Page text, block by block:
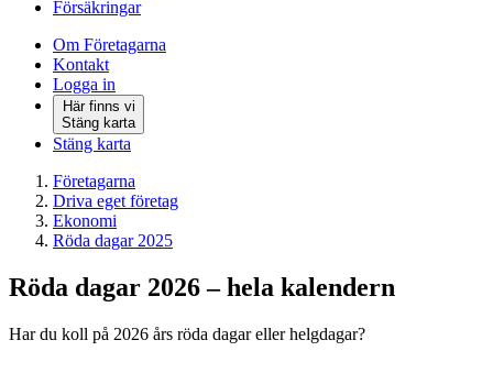
Försäkringar
Om Företagarna
Kontakt
Logga in
Här finns vi
Stäng karta
Stäng karta
Företagarna
Driva eget företag
Ekonomi
Röda dagar 2025
Röda dagar 2026 – hela kalendern
Har du koll på 2026 års röda dagar eller helgdagar?